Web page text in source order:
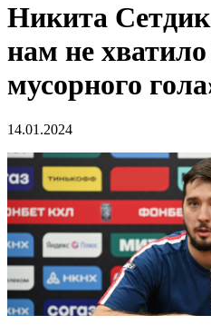
Никита
нам не
мусорного
14.01.2024